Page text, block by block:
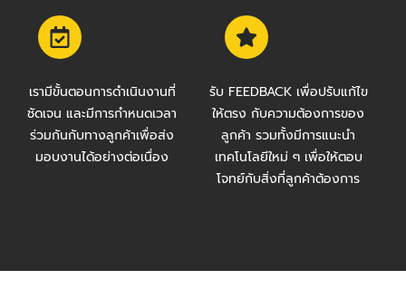
เรามีขั้นตอนการดำเนินงานที่
ชัดเจน และมีการกำหนดเวลา
ร่วมกันกับทางลูกค้าเพื่อส่ง
มอบงานได้อย่างต่อเนื่อง
รับ FEEDBACK เพื่อปรับแก้ไข
ให้ตรง กับความต้องการของ
ลูกค้า รวมทั้งมีการแนะนำ
เทคโนโลยีใหม่ ๆ เพื่อให้ตอบ
โจทย์กับสิ่งที่ลูกค้าต้องการ